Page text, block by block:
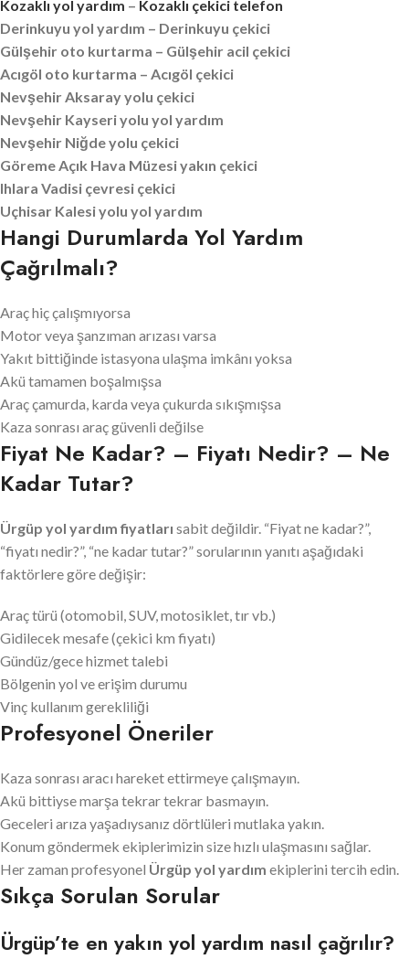
Kozaklı yol yardım – Kozaklı çekici telefon
Derinkuyu yol yardım – Derinkuyu çekici
Gülşehir oto kurtarma – Gülşehir acil çekici
Acıgöl oto kurtarma – Acıgöl çekici
Nevşehir Aksaray yolu çekici
Nevşehir Kayseri yolu yol yardım
Nevşehir Niğde yolu çekici
Göreme Açık Hava Müzesi yakın çekici
Ihlara Vadisi çevresi çekici
Uçhisar Kalesi yolu yol yardım
Hangi Durumlarda Yol Yardım
Çağrılmalı?
Araç hiç çalışmıyorsa
Motor veya şanzıman arızası varsa
Yakıt bittiğinde istasyona ulaşma imkânı yoksa
Akü tamamen boşalmışsa
Araç çamurda, karda veya çukurda sıkışmışsa
Kaza sonrası araç güvenli değilse
Fiyat Ne Kadar? – Fiyatı Nedir? – Ne
Kadar Tutar?
Ürgüp yol yardım fiyatları sabit değildir. “Fiyat ne kadar?”,
“fiyatı nedir?”, “ne kadar tutar?” sorularının yanıtı aşağıdaki
faktörlere göre değişir:
Araç türü (otomobil, SUV, motosiklet, tır vb.)
Gidilecek mesafe (çekici km fiyatı)
Gündüz/gece hizmet talebi
Bölgenin yol ve erişim durumu
Vinç kullanım gerekliliği
Profesyonel Öneriler
Kaza sonrası aracı hareket ettirmeye çalışmayın.
Akü bittiyse marşa tekrar tekrar basmayın.
Geceleri arıza yaşadıysanız dörtlüleri mutlaka yakın.
Konum göndermek ekiplerimizin size hızlı ulaşmasını sağlar.
Her zaman profesyonel Ürgüp yol yardım ekiplerini tercih edin.
Sıkça Sorulan Sorular
Ürgüp’te en yakın yol yardım nasıl çağrılır?